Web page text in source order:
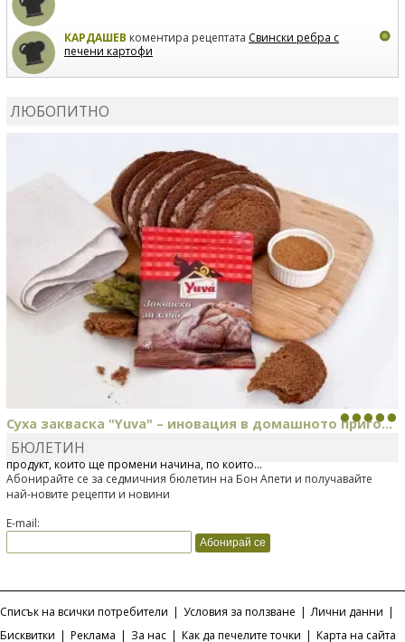
КАРДАШЕВ коментира рецептата Свински ребра с
печени картофи
ЛЮБОПИТНО
Суха закваска "Yuva" – иновация в домашното приго...
Отскоро Лесафр България стартира предлагането на изцяло нов
продукт, който ще промени начина, по който...
БЮЛЕТИН
Абонирайте се за седмичния бюлетин на Бон Апети и получавайте
най-новите рецепти и новини
E-mail:
Списък на всички потребители | Условия за ползване | Лични данни |
Бисквитки | Реклама | За нас | Как да печелите точки | Карта на сайта